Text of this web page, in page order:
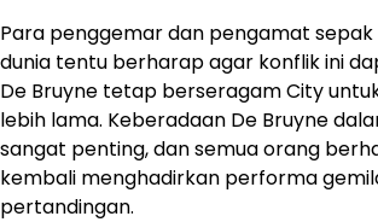
Para penggemar dan pengamat sepak
dunia tentu berharap agar konflik ini
De Bruyne tetap berseragam City
lebih lama. Keberadaan De Bruyne
sangat penting, dan semua orang
kembali menghadirkan performa
pertandingan.